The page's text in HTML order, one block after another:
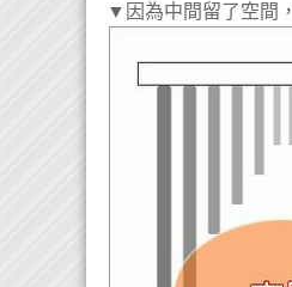
▼因為中間留了空間